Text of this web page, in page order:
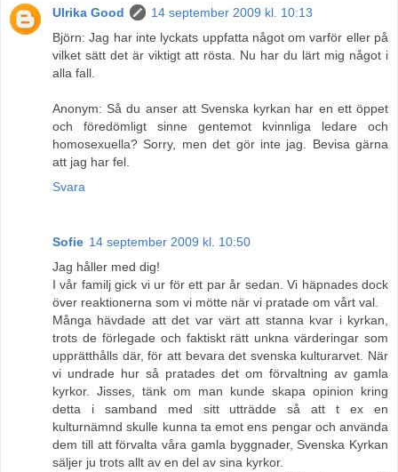
Ulrika Good
14 september 2009 kl. 10:13
Björn: Jag har inte lyckats uppfatta något om varför eller på
vilket sätt det är viktigt att rösta. Nu har du lärt mig något i
alla fall.
Anonym: Så du anser att Svenska kyrkan har en ett öppet
och föredömligt sinne gentemot kvinnliga ledare och
homosexuella? Sorry, men det gör inte jag. Bevisa gärna
att jag har fel.
Svara
Sofie 14 september 2009 kl. 10:50
Jag håller med dig!
I vår familj gick vi ur för ett par år sedan. Vi häpnades dock
över reaktionerna som vi mötte när vi pratade om vårt val.
Många hävdade att det var värt att stanna kvar i kyrkan,
trots de förlegade och faktiskt rätt unkna värderingar som
upprätthålls där, för att bevara det svenska kulturarvet. När
vi undrade hur så pratades det om förvaltning av gamla
kyrkor. Jisses, tänk om man kunde skapa opinion kring
detta i samband med sitt utträdde så att t ex en
kulturnämnd skulle kunna ta emot ens pengar och använda
dem till att förvalta våra gamla byggnader, Svenska Kyrkan
säljer ju trots allt av en del av sina kyrkor.